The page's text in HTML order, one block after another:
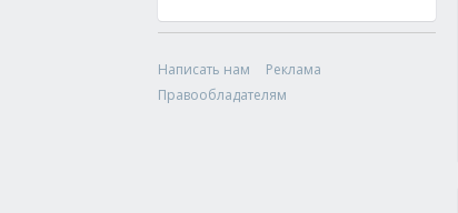
Написать нам
Реклама
Правообладателям